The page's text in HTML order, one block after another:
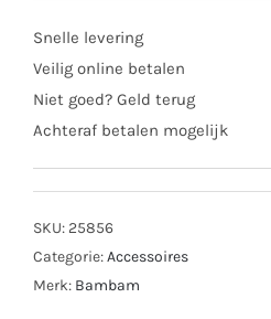
Snelle levering
Veilig online betalen
Niet goed? Geld terug
Achteraf betalen mogelijk
SKU: 25856
Categorie:Accessoires
Merk: Bambam